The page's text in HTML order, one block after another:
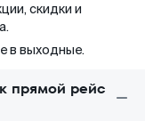
скидки и
в выходные.
прямой рейс